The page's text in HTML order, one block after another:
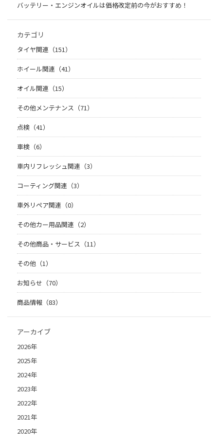
バッテリー・エンジンオイルは価格改定前の今がおすすめ！
カテゴリ
タイヤ関連（151）
ホイール関連（41）
オイル関連（15）
その他メンテナンス（71）
点検（41）
車検（6）
車内リフレッシュ関連（3）
コーティング関連（3）
車外リペア関連（0）
その他カー用品関連（2）
その他商品・サービス（11）
その他（1）
お知らせ（70）
商品情報（83）
アーカイブ
2026年
2025年
2024年
2023年
2022年
2021年
2020年